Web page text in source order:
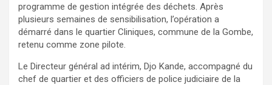
programme de gestion intégrée des déchets. Après
plusieurs semaines de sensibilisation, l’opération a
démarré dans le quartier Cliniques, commune de la Gombe,
retenu comme zone pilote.
Le Directeur général ad intérim, Djo Kande, accompagné du
chef de quartier et des officiers de police judiciaire de la